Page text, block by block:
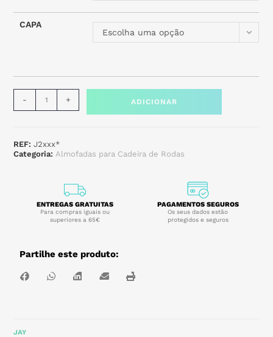
CAPA
Escolha uma opção
- + ADICIONAR
REF:J2xxx*
Categoria:Almofadas para Cadeira de Rodas
ENTREGAS GRATUITAS
Para compras iguais ou
superiores a 65€
PAGAMENTOS SEGUROS
Os seus dados estão
protegidos e seguros
Partilhe este produto:
JAY